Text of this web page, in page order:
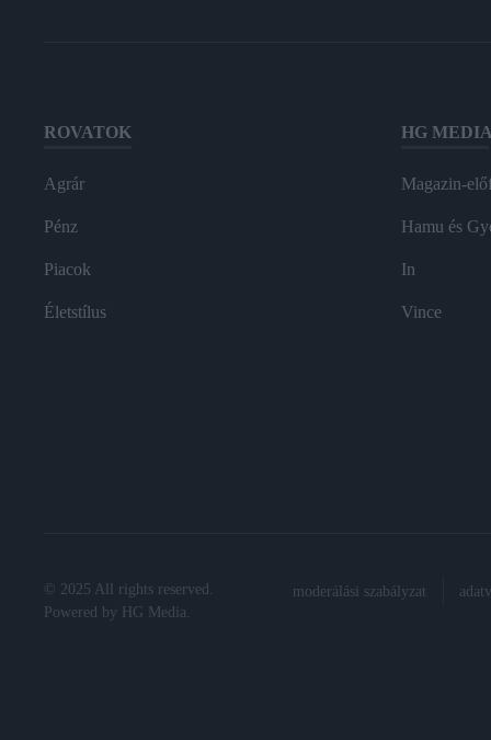
ROVATOK
Agrár
Pénz
Piacok
Életstílus
HG MEDIA
Magazin-
Hamu és
In
Vince
© 2025 All rights reserved.
Powered by
HG Media
moderálási szabályzat